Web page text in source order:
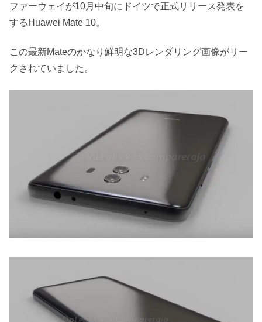
ファーウェイが10月中旬にドイツで正式リリース発表を
するHuawei Mate 10。
この最新Mateのかなり鮮明な3Dレンダリング画像がリー
クされていました。